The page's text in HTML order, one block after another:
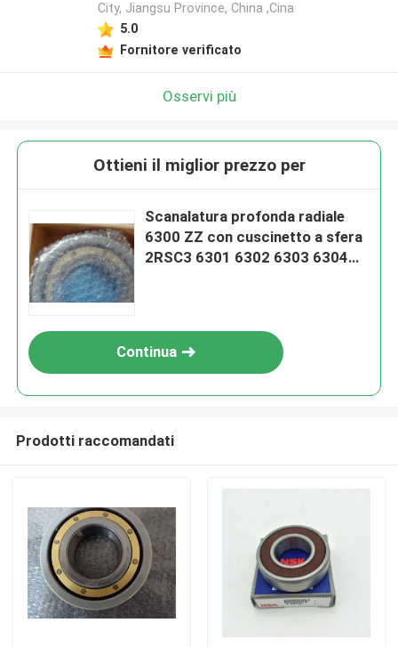
City, Jiangsu Province, China ,Cina
5.0
Fornitore verificato
Osservi più
Ottieni il miglior prezzo per
Scanalatura profonda radiale
6300 ZZ con cuscinetto a sfera
2RSC3 6301 6302 6303 6304
Continua
Prodotti raccomandati